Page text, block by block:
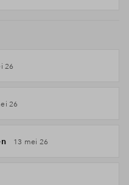
26
26
13 mei 26